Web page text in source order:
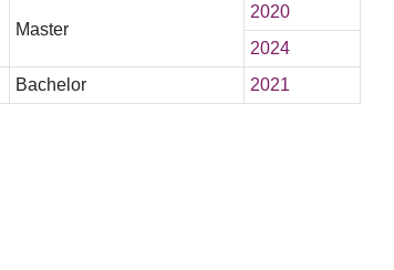
Master
2020
2024
Bachelor 2021